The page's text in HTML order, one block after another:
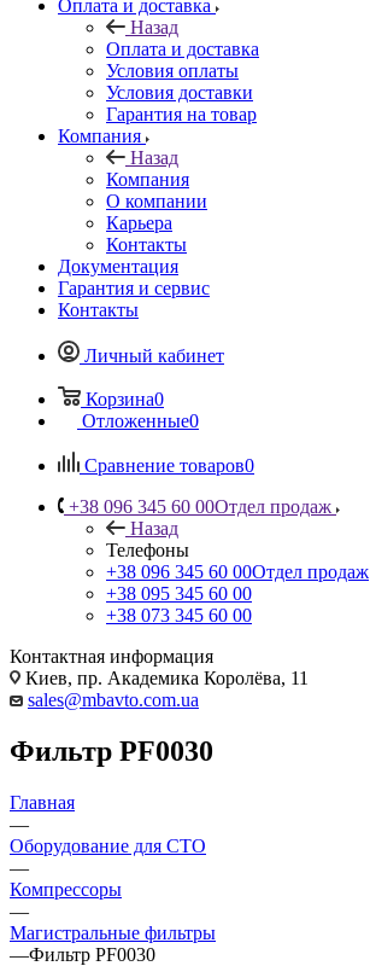
Оплата и доставка
Назад
Оплата и доставка
Условия оплаты
Условия доставки
Гарантия на товар
Компания
Назад
Компания
О компании
Карьера
Контакты
Документация
Гарантия и сервис
Контакты
Личный кабинет
Корзина0
Отложенные0
Сравнение товаров0
+38 096 345 60 00Отдел продаж
Назад
Телефоны
+38 096 345 60 00Отдел продаж
+38 095 345 60 00
+38 073 345 60 00
Контактная информация
Киев, пр. Академика Королёва, 11
sales@mbavto.com.ua
Фильтр PF0030
Главная
—
Оборудование для СТО
—
Компрессоры
—
Магистральные фильтры
—Фильтр PF0030